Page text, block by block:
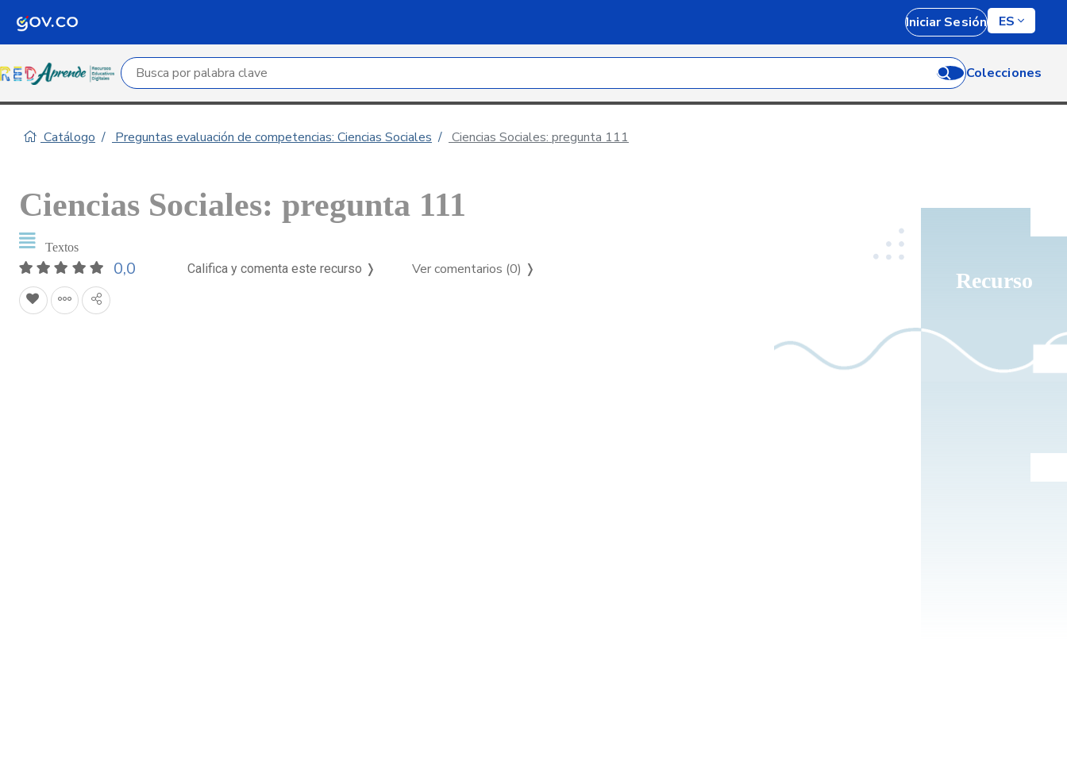
Iniciar Sesión ES
Campo de búsqueda por palabra clave Colecciones
Catálogo Preguntas evaluación de competencias: Ciencias Sociales Ciencias Sociales: pregunta 111
Recurso
Ciencias Sociales: pregunta 111
Textos
0,0 Califica y comenta este recurso ❭ Ver comentarios (0) ❭